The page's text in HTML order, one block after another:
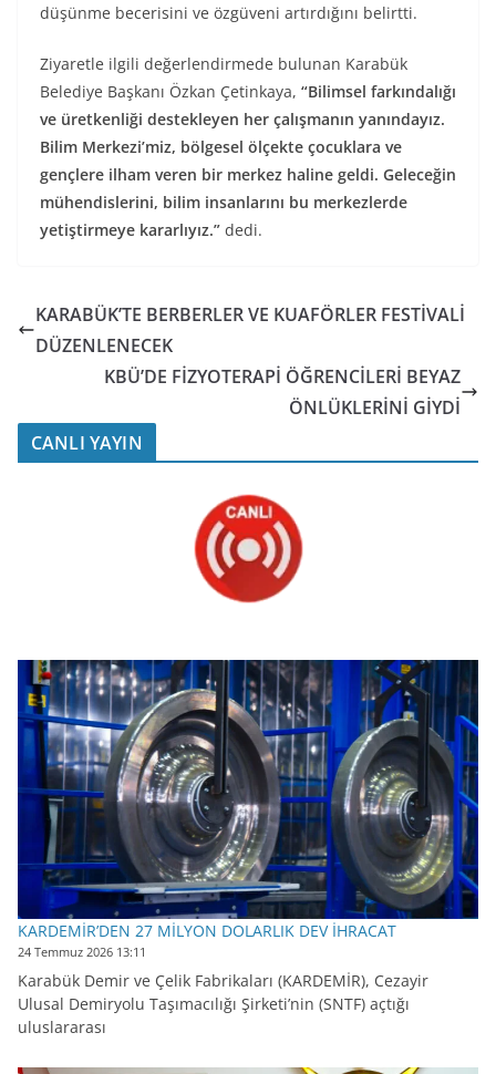
düşünme becerisini ve özgüveni artırdığını belirtti.
Ziyaretle ilgili değerlendirmede bulunan Karabük
Belediye Başkanı Özkan Çetinkaya, “Bilimsel farkındalığı
ve üretkenliği destekleyen her çalışmanın yanındayız.
Bilim Merkezi’miz, bölgesel ölçekte çocuklara ve
gençlere ilham veren bir merkez haline geldi. Geleceğin
mühendislerini, bilim insanlarını bu merkezlerde
yetiştirmeye kararlıyız.” dedi.
KARABÜK’TE BERBERLER VE KUAFÖRLER FESTİVALİ
DÜZENLENECEK
KBÜ’DE FİZYOTERAPİ ÖĞRENCİLERİ BEYAZ
ÖNLÜKLERİNİ GİYDİ
CANLI YAYIN
KARDEMİR’DEN 27 MİLYON DOLARLIK DEV İHRACAT
24 Temmuz 2026 13:11
Karabük Demir ve Çelik Fabrikaları (KARDEMİR), Cezayir
Ulusal Demiryolu Taşımacılığı Şirketi’nin (SNTF) açtığı
uluslararası